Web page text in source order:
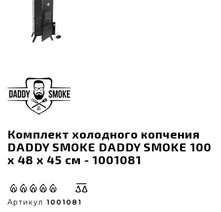
Комплект холодного копчения
DADDY SMOKE DADDY SMOKE 100
х 48 х 45 см - 1001081
Артикул 1001081